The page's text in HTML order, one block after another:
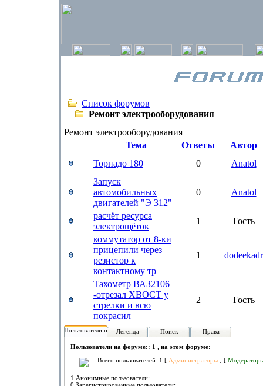
Список форумов
Ремонт электрооборудования
Ремонт электрооборудования
Тема
Ответы
Автор
Торнадо 180
0
Anatol
Запуск
автомобильных
двигателей "Э 312"
0 Anatol
расчёт ресурса
электрощёток
1
Гость
коммутатор от 8-ки
прицепили через
резистор к
контактному тр
1 dodeekadr
Тахометр ВАЗ2106
-отрезал ХВОСТ у
стрелки и всю
покрасил
2 Гость
Пользователи на форуме:
Легенда Поиск Права
Пользователи на форуме:: 1 , на этом форуме:
Всего пользователей: 1 [ Администраторы ] [
1 Анонимные пользователи: